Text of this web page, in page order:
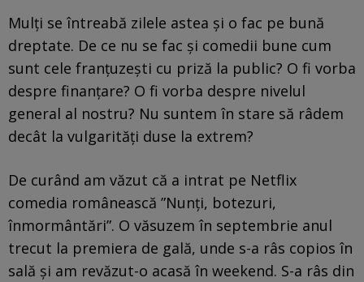
Mulți se întreabă zilele astea și o fac pe bună
dreptate. De ce nu se fac și comedii bune cum
sunt cele franțuzești cu priză la public? O fi vorba
despre finanțare? O fi vorba despre nivelul
general al nostru? Nu suntem în stare să râdem
decât la vulgarități duse la extrem?
De curând am văzut că a intrat pe Netflix
comedia românească ”Nunți, botezuri,
înmormântări”. O văsuzem în septembrie anul
trecut la premiera de gală, unde s-a râs copios în
sală și am revăzut-o acasă în weekend. S-a râs din